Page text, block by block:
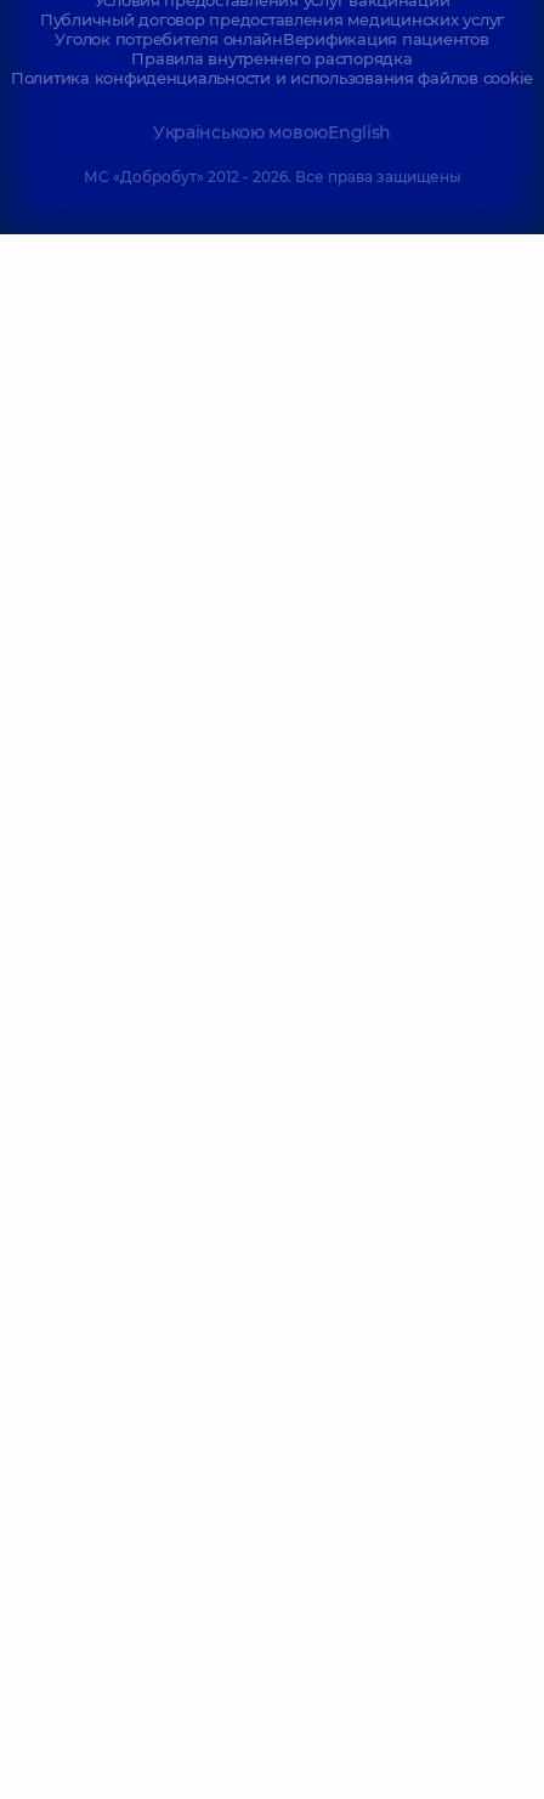
Публичный договор предоставления медицинских услуг
Уголок потребителя онлайнВерификация пациентов
Правила внутреннего распорядка
Политика конфиденциальности и использования файлов cookie
Українською мовоюEnglish
МС «Добробут» 2012 - 2026. Все права защищены